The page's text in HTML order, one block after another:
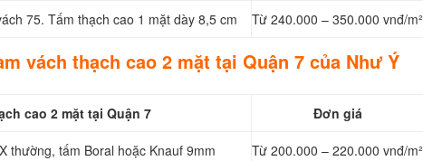
75. Tấm thạch cao 1 mặt dày 8,5 cm Từ 240.000 – 350.000 vnđ/m²
vách thạch cao 2 mặt tại Quận 7 của Như Ý
cao 2 mặt tại Quận 7 Đơn giá
thường, tấm Boral hoặc Knauf 9mm Từ 200.000 – 220.000 vnđ/m²